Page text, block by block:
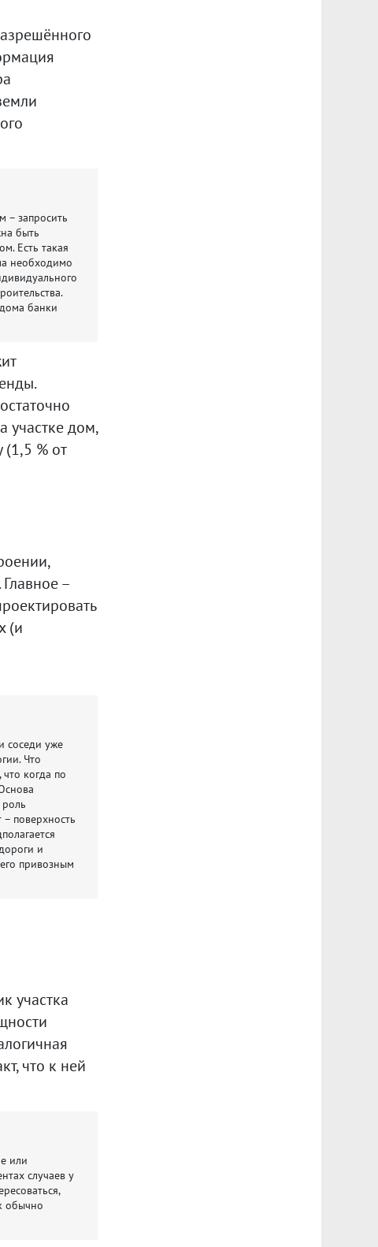
– запросить
быть
Есть такая
необходимо
банки
участке дом,
% от
–
(и
соседи уже
Что
что когда по
поверхность
и
привозным
участка
что к ней
или
случаев у
обычно